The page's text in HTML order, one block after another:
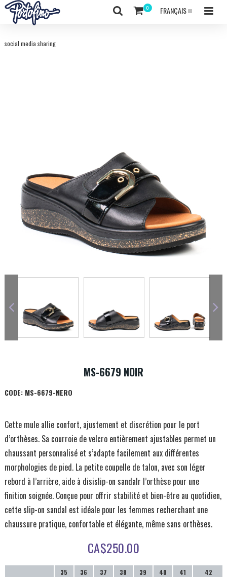
FRANÇAIS
social media sharing
MS-6679 NOIR
CODE:MS-6679-NERO
Cette mule allie confort, ajustement et discrétion pour le port
d’orthèses. Sa courroie de velcro entièrement ajustables permet un
chaussant personnalisé et s’adapte facilement aux différentes
morphologies de pied. La petite coupelle de talon, avec son léger
rebord à l’arrière, aide à disislip-on sandalr l’orthèse pour une
finition soignée. Conçue pour offrir stabilité et bien-être au quotidien,
cette slip-on sandal est idéale pour les femmes recherchant une
chaussure pratique, confortable et élégante, même sans orthèses.
CA$250.00
35 36 37 38 39 40 41
42